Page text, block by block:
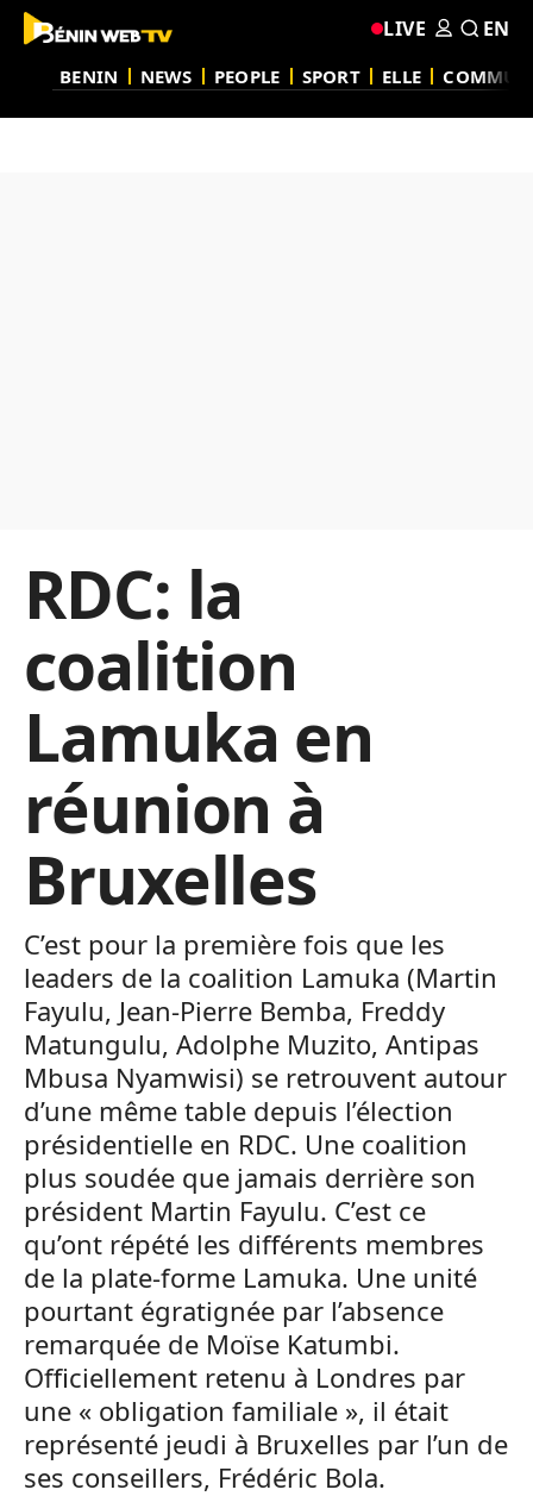
BENIN NEWS PEOPLE SPORT ELLE
LIVE EN
RDC: la
coalition
Lamuka en
réunion à
Bruxelles
C’est pour la première fois que les
leaders de la coalition Lamuka (Martin
Fayulu, Jean-Pierre Bemba, Freddy
Matungulu, Adolphe Muzito, Antipas
Mbusa Nyamwisi) se retrouvent autour
d’une même table depuis l’élection
présidentielle en RDC. Une coalition
plus soudée que jamais derrière son
président Martin Fayulu. C’est ce
qu’ont répété les différents membres
de la plate-forme Lamuka. Une unité
pourtant égratignée par l’absence
remarquée de Moïse Katumbi.
Officiellement retenu à Londres par
une « obligation familiale », il était
représenté jeudi à Bruxelles par l’un de
ses conseillers, Frédéric Bola.